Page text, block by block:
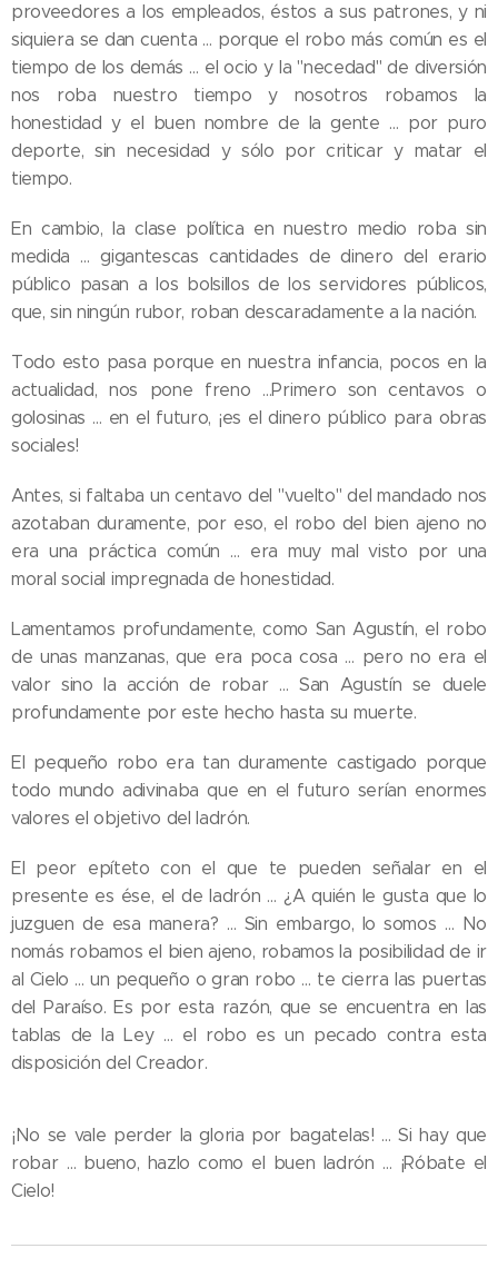
proveedores a los empleados, éstos a sus patrones, y ni
siquiera se dan cuenta … porque el robo más común es el
tiempo de los demás … el ocio y la "necedad" de diversión
nos roba nuestro tiempo y nosotros robamos la
honestidad y el buen nombre de la gente … por puro
deporte, sin necesidad y sólo por criticar y matar el
tiempo.
En cambio, la clase política en nuestro medio roba sin
medida … gigantescas cantidades de dinero del erario
público pasan a los bolsillos de los servidores públicos,
que, sin ningún rubor, roban descaradamente a la nación.
Todo esto pasa porque en nuestra infancia, pocos en la
actualidad, nos pone freno …Primero son centavos o
golosinas … en el futuro, ¡es el dinero público para obras
sociales!
Antes, si faltaba un centavo del "vuelto" del mandado nos
azotaban duramente, por eso, el robo del bien ajeno no
era una práctica común … era muy mal visto por una
moral social impregnada de honestidad.
Lamentamos profundamente, como San Agustín, el robo
de unas manzanas, que era poca cosa … pero no era el
valor sino la acción de robar … San Agustín se duele
profundamente por este hecho hasta su muerte.
El pequeño robo era tan duramente castigado porque
todo mundo adivinaba que en el futuro serían enormes
valores el objetivo del ladrón.
El peor epíteto con el que te pueden señalar en el
presente es ése, el de ladrón … ¿A quién le gusta que lo
juzguen de esa manera? … Sin embargo, lo somos … No
nomás robamos el bien ajeno, robamos la posibilidad de ir
al Cielo … un pequeño o gran robo … te cierra las puertas
del Paraíso. Es por esta razón, que se encuentra en las
tablas de la Ley … el robo es un pecado contra esta
disposición del Creador.
¡No se vale perder la gloria por bagatelas! … Si hay que
robar … bueno, hazlo como el buen ladrón … ¡Róbate el
Cielo!